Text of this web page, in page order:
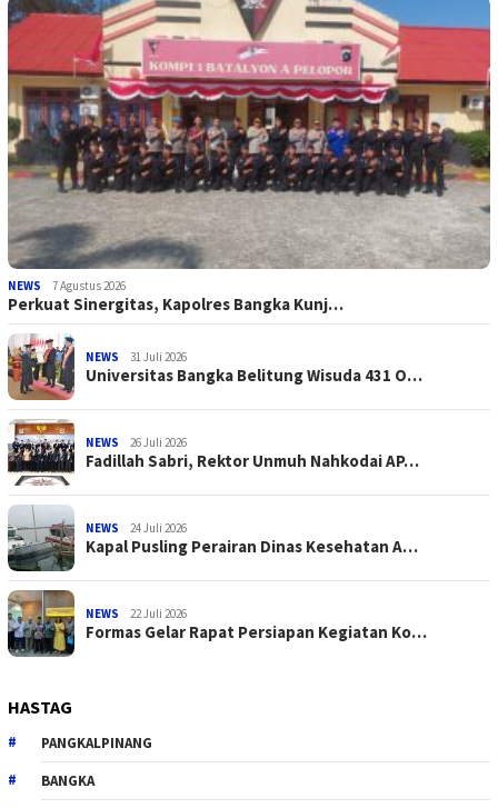
NEWS 7 Agustus 2026
Perkuat Sinergitas, Kapolres Bangka Kunj…
NEWS 31 Juli 2026
Universitas Bangka Belitung Wisuda 431 O…
NEWS 26 Juli 2026
Fadillah Sabri, Rektor Unmuh Nahkodai AP…
NEWS 24 Juli 2026
Kapal Pusling Perairan Dinas Kesehatan A…
NEWS 22 Juli 2026
Formas Gelar Rapat Persiapan Kegiatan Ko…
HASTAG
PANGKALPINANG
BANGKA